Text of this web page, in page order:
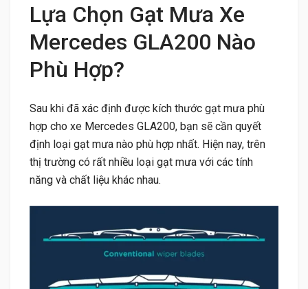
Lựa Chọn Gạt Mưa Xe
Mercedes GLA200 Nào
Phù Hợp?
Sau khi đã xác định được kích thước gạt mưa phù
hợp cho xe Mercedes GLA200, bạn sẽ cần quyết
định loại gạt mưa nào phù hợp nhất. Hiện nay, trên
thị trường có rất nhiều loại gạt mưa với các tính
năng và chất liệu khác nhau.